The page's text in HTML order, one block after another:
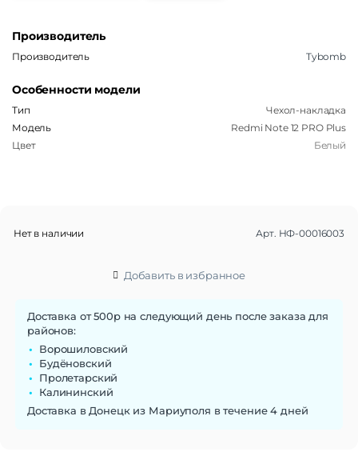
Производитель
Производитель Tybomb
Особенности модели
Тип
Чехол-накладка
Модель
Redmi Note 12 PRO Plus
Цвет
Белый
Нет в наличии Арт. НФ-00016003
Добавить в избранное
Доставка от 500р на следующий день после заказа для
районов:
Ворошиловский
Будёновский
Пролетарский
Калининский
Доставка в Донецк из Мариуполя в течение 4 дней